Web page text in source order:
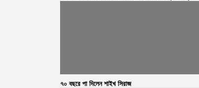
৭০ বছরে পা দিলেন শাইখ সিরাজ